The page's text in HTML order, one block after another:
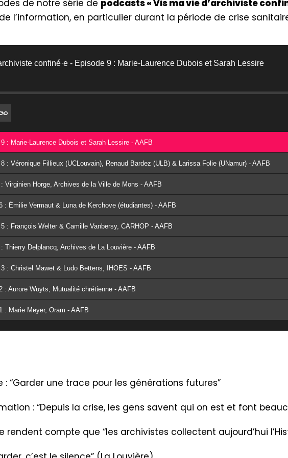
de notre série de podcasts « Vis ma vie d’archiviste
l’information, en particulier durant la période de crise
confiné·e - Épisode 9 : Marie-Laurence Dubois et Sarah Lessire
: Marie-Laurence Dubois et Sarah Lessire - AAFB
: Véronique Fillieux (UCLouvain), Renaud Bardez (ULB) & Larissa Folie (UNamur) - AAFB
Horge, Archives de la Ville de Mons - AAFB
Émilie Vermaut & Luna de Kerchove (étudiantes) - AAFB
: François Welter & Camille Vanbersy, CARHOP - AAFB
Delplancq, Archives de La Louvière - AAFB
: Christel Mawet & Ludo Bettens, IHOES - AAFB
Aurore Wuyts, Mutualité chrétienne - AAFB
: Marie Meyer, Oram - AAFB
“Garder une trace pour les générations futures”
: “Depuis la crise, les gens savent qui on est et font
rendent compte que “les archivistes collectent aujourd’hui